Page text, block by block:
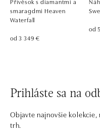
smaragdmi Heaven
Waterfall
od 3 349 €
od
Prihláste sa na
Objavte najnovšie kolekcie,
trh.